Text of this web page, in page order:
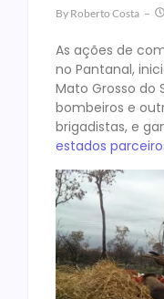
By Roberto Costa
As ações de
no Pantanal,
Mato Grosso do
bombeiros e
brigadistas, e
estados